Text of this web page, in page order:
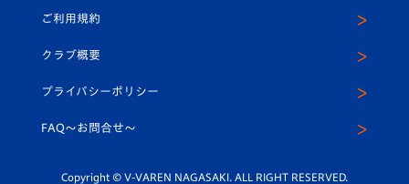
平和祈念活動
ホームタウン活動
スクール
ヴィヴィくんインスタグラム
公式LINE＠
ご利用規約
クラブ概要
プライバシーポリシー
FAQ〜お問合せ〜
Copyright © V-VAREN NAGASAKI. ALL RIGHT RESERVED.